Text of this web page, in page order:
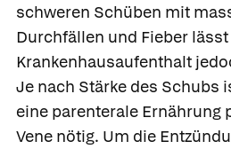
schweren Schüben mit
Durchfällen und Fieber
Krankenhausaufenthalt
Je nach Stärke des Schubs
eine parenterale Ernährung
Vene nötig. Um die